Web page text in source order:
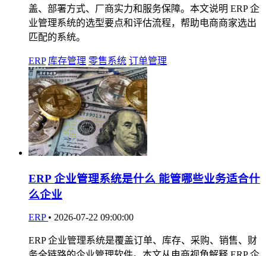
盖、部署方式、厂商实力和服务保障。本文说明 ERP 企
业管理系统的选型要点和评估流程，帮助电商商家选出
匹配的系统。
ERP 库存管理 零售系统 订单管理
ERP 企业管理系统是什么 能管哪些业务适合什
么企业
ERP • 2026-07-22 09:00:00
ERP 企业管理系统是覆盖订单、库存、采购、销售、财